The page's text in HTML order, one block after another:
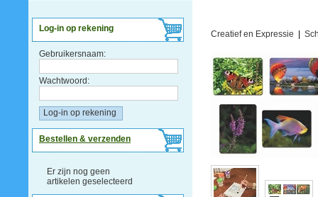
Log-in op rekening
Gebruikersnaam:
Wachtwoord:
Bestellen & verzenden
Er zijn nog geen
artikelen geselecteerd
Creatief en Expressie